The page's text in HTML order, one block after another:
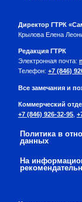
Директор ГТРК
Крылова Елена
Редакция ГТРК
Электронная почта:
Телефон: +7 (846)
Все замечания и
Коммерческий
+7 (846) 926-32-95
Политика в
данных
На